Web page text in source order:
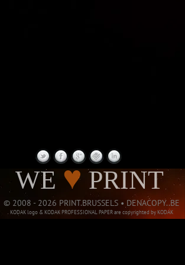
© 2008 - 2026 PRINT.BRUSSELS • DENACOPY..BE
KODAK logo & KODAK PROFESSIONAL PAPER are copyrighted by KODAK
WE ♥ PRINT